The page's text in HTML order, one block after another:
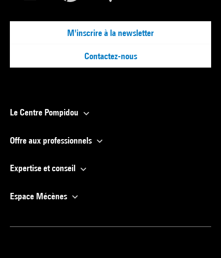
M'inscrire à la newsletter
Contactez-nous
Le Centre Pompidou
Offre aux professionnels
Expertise et conseil
Espace Mécènes